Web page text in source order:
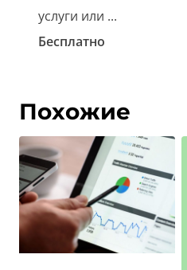
услуги или ...
Бесплатно
Похожие